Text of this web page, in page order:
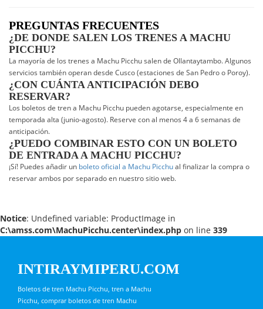
PREGUNTAS FRECUENTES
¿DE DONDE SALEN LOS TRENES A MACHU
PICCHU?
La mayoría de los trenes a Machu Picchu salen de Ollantaytambo. Algunos
servicios también operan desde Cusco (estaciones de San Pedro o Poroy).
¿CON CUÁNTA ANTICIPACIÓN DEBO
RESERVAR?
Los boletos de tren a Machu Picchu pueden agotarse, especialmente en
temporada alta (junio-agosto). Reserve con al menos 4 a 6 semanas de
anticipación.
¿PUEDO COMBINAR ESTO CON UN BOLETO
DE ENTRADA A MACHU PICCHU?
¡Sí! Puedes añadir un boleto oficial a Machu Picchu al finalizar la compra o
reservar ambos por separado en nuestro sitio web.
Notice: Undefined variable: ProductImage in
C:\amss.com\MachuPicchu.center\index.php on line 339
INTIRAYMIPERU.COM
Boletos de tren Machu Picchu, tren a Machu
Picchu, comprar boletos de tren Machu